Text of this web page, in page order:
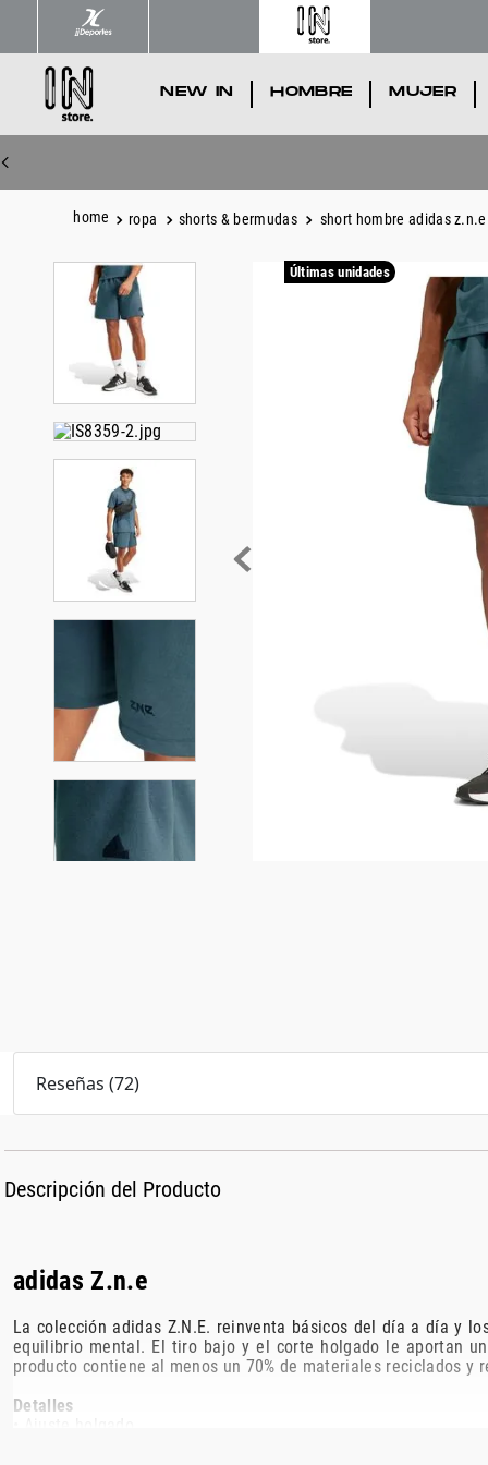
NEW IN HOMBRE MUJER
ropa shorts & bermudas short hombre adidas z.n.e
Últimas unidades
Reseñas (72)
Descripción del Producto
adidas Z.n.e
La colección adidas Z.N.E. reinventa básicos del día a día y
equilibrio mental. El tiro bajo y el corte holgado le aportan
producto contiene al menos un 70% de materiales reciclados y
Detalles